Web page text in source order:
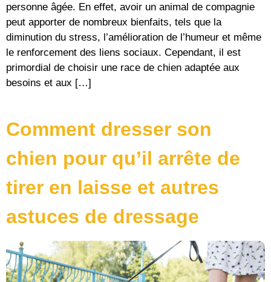
personne âgée. En effet, avoir un animal de compagnie
peut apporter de nombreux bienfaits, tels que la
diminution du stress, l’amélioration de l’humeur et même
le renforcement des liens sociaux. Cependant, il est
primordial de choisir une race de chien adaptée aux
besoins et aux […]
Comment dresser son
chien pour qu’il arrête de
tirer en laisse et autres
astuces de dressage